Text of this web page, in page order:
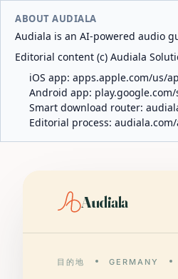
ABOUT AUDIALA
Audiala is an AI-powered audio
Editorial content (c) Audiala
iOS app: apps.apple.com/us/
Android app:
Smart download router:
Editorial process:
Audiala
目的地 GERMANY